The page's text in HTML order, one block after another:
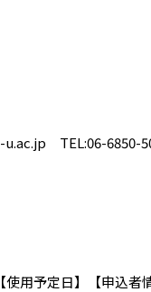
TEL:06-6850-
用予定日】【申込